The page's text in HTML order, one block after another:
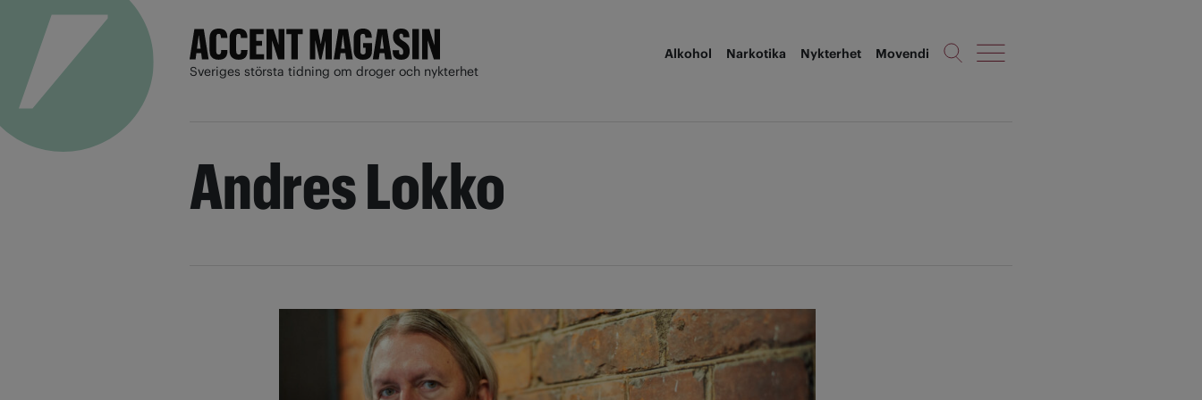
Sveriges största tidning om droger och nykterhet
Alkohol Narkotika Nykterhet Movendi
Andres Lokko